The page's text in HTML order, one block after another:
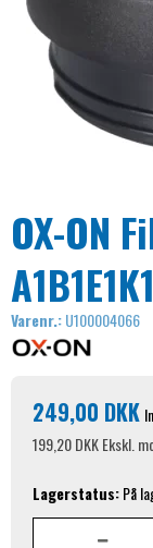
OX-ON
Varenr.:U100004066
249,00 DKK
199,20 DKKEkskl.
Lagerstatus:På